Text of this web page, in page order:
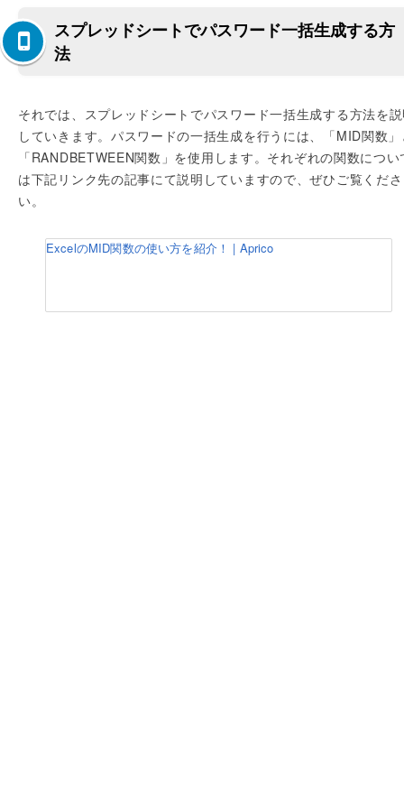
スプレッドシートでパスワード一括生成する方
法
それでは、スプレッドシートでパスワード一括生成する方法を
していきます。パスワードの一括生成を行うには、「MID関数
「RANDBETWEEN関数」を使用します。それぞれの関数につい
は下記リンク先の記事にて説明していますので、ぜひご覧くださ
い。
ExcelのMID関数の使い方を紹介！ | Aprico